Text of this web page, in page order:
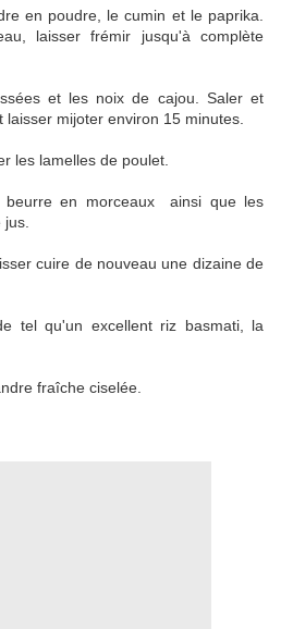
en poudre, le cumin et le paprika.
laisser frémir jusqu'à complète
et les noix de cajou. Saler et
mijoter environ 15 minutes.
les lamelles de poulet.
beurre en morceaux ainsi que les
cuire de nouveau une dizaine de
tel qu'un excellent riz basmati, la
fraîche ciselée.